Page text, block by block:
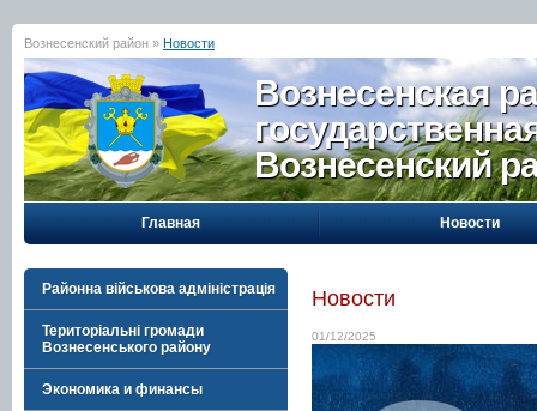
Вознесенский район » Новости
Вознесенская
Вознесенский
Главная Новости
Районна військова адміністрація
Територіальні громади
Вознесенського району
Экономика и финансы
Новости
01/12/2025